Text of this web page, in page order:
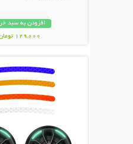
افزودن به سبد
129,000 تومان